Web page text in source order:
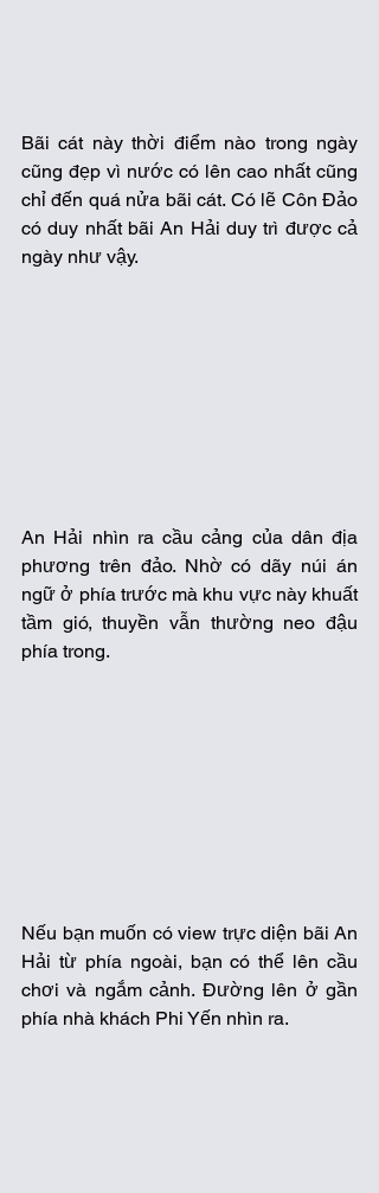
Bãi cát này thời điểm nào trong ngày
cũng đẹp vì nước có lên cao nhất cũng
chỉ đến quá nửa bãi cát. Có lẽ Côn Đảo
có duy nhất bãi An Hải duy trì được cả
ngày như vậy.
An Hải nhìn ra cầu cảng của dân địa
phương trên đảo. Nhờ có dãy núi án
ngữ ở phía trước mà khu vực này khuất
tầm gió, thuyền vẫn thường neo đậu
phía trong.
Nếu bạn muốn có view trực diện bãi An
Hải từ phía ngoài, bạn có thể lên cầu
chơi và ngắm cảnh. Đường lên ở gần
phía nhà khách Phi Yến nhìn ra.